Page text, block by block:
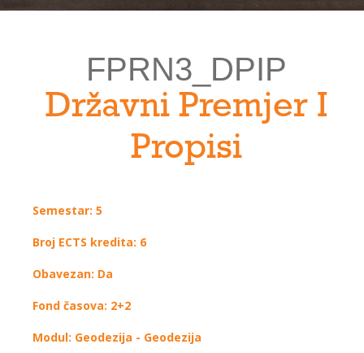
FPRN3_DPIP
Državni Premjer I
Propisi
Semestar: 5
Broj ECTS kredita: 6
Obavezan: Da
Fond časova: 2+2
Modul: Geodezija - Geodezija